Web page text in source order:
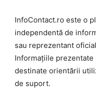
InfoContact.ro este o
independentă de
sau reprezentant
Informațiile
destinate orientării
de suport.